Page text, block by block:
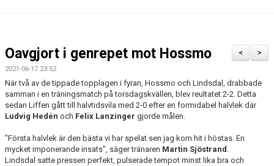
BILDGALLERI
DOKUMENT
KONTAKT
>
<
Oavgjort i genrepet mot Hossmo
2021-06-17 23:52
När två av de tippade topplagen i fyran, Hossmo och Lindsdal, drabbade
samman i en träningsmatch på torsdagskvällen, blev reultatet 2-2. Detta
sedan Liffen gått till halvtidsvila med 2-0 efter en formidabel halvlek där
Ludvig Hedén och Felix Lanzinger gjorde målen.
"Första halvlek är den bästa vi har spelat sen jag kom hit i höstas. En
mycket imponerande insats", säger tränaren Martin Sjöstrand .
Lindsdal satte pressen perfekt, pulserade tempot minst lika bra och